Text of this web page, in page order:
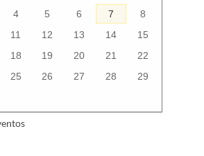
4 5 6 7
8
11 12 13 14
15
18 19 20 21
22
25 26 27 28
29